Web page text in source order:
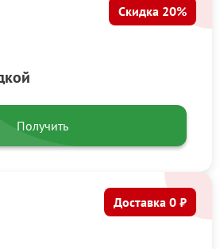
Скидка 20%
Получить
Доставка 0 ₽